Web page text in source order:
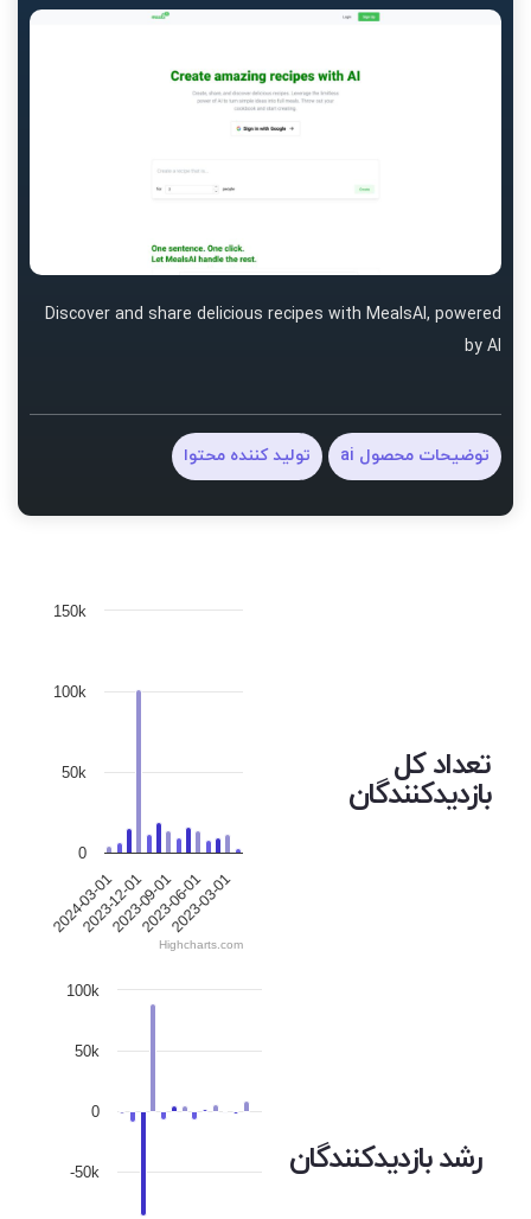
Discover and share delicious recipes with MealsAI, powered
by AI
توضیحات محصول ai تولید کننده محتوا
تعداد کل
بازدیدکنندگان
2024-03-01
2023-12-01
2023-09-01
2023-06-01
2023-03-01
0
50k
100k
150k
Highcharts.com
رشد بازدیدکنندگان -50k
0
50k
100k